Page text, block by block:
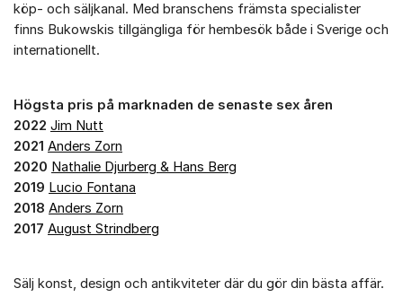
köp- och säljkanal. Med branschens främsta specialister
finns Bukowskis tillgängliga för hembesök både i Sverige och
internationellt.
Högsta pris på marknaden de senaste sex åren
2022 Jim Nutt
2021 Anders Zorn
2020 Nathalie Djurberg & Hans Berg
2019 Lucio Fontana
2018 Anders Zorn
2017 August Strindberg
Sälj konst, design och antikviteter där du gör din bästa affär.